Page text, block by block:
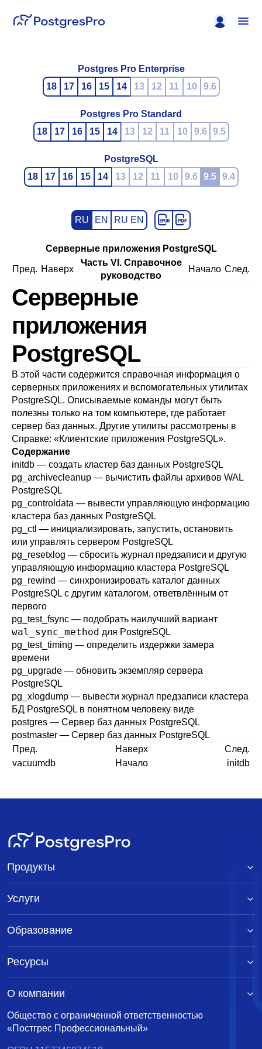
Postgres Pro Enterprise
18
17 16 15 14 13 12 11 10 9.6
Postgres Pro Standard
18
17 16 15 14 13 12 11 10 9.6 9.5
PostgreSQL
18
17 16 15 14 13 12 11 10 9.6 9.5 9.4
RU EN RU EN
Серверные приложения PostgreSQL
Пред. Наверх
Часть VI. Справочное
руководство
Начало След.
Серверные
приложения
PostgreSQL
В этой части содержится справочная информация о
серверных приложениях и вспомогательных утилитах
PostgreSQL. Описываемые команды могут быть
полезны только на том компьютере, где работает
сервер баз данных. Другие утилиты рассмотрены в
Справке: «Клиентские приложения PostgreSQL».
Содержание
initdb — создать кластер баз данных PostgreSQL
pg_archivecleanup — вычистить файлы архивов WAL
PostgreSQL
pg_controldata — вывести управляющую информацию
кластера баз данных PostgreSQL
pg_ctl — инициализировать, запустить, остановить
или управлять сервером PostgreSQL
pg_resetxlog — сбросить журнал предзаписи и другую
управляющую информацию кластера PostgreSQL
pg_rewind — синхронизировать каталог данных
PostgreSQL с другим каталогом, ответвлённым от
первого
pg_test_fsync — подобрать наилучший вариант
wal_sync_method для PostgreSQL
pg_test_timing — определить издержки замера
времени
pg_upgrade — обновить экземпляр сервера
PostgreSQL
pg_xlogdump — вывести журнал предзаписи кластера
БД PostgreSQL в понятном человеку виде
postgres — Сервер баз данных PostgreSQL
postmaster — Сервер баз данных PostgreSQL
Пред.
Наверх
След.
vacuumdb
Начало initdb
Общество с ограниченной ответственностью
«Постгрес Профессиональный»
Продукты
Услуги
Образование
Ресурсы
О компании